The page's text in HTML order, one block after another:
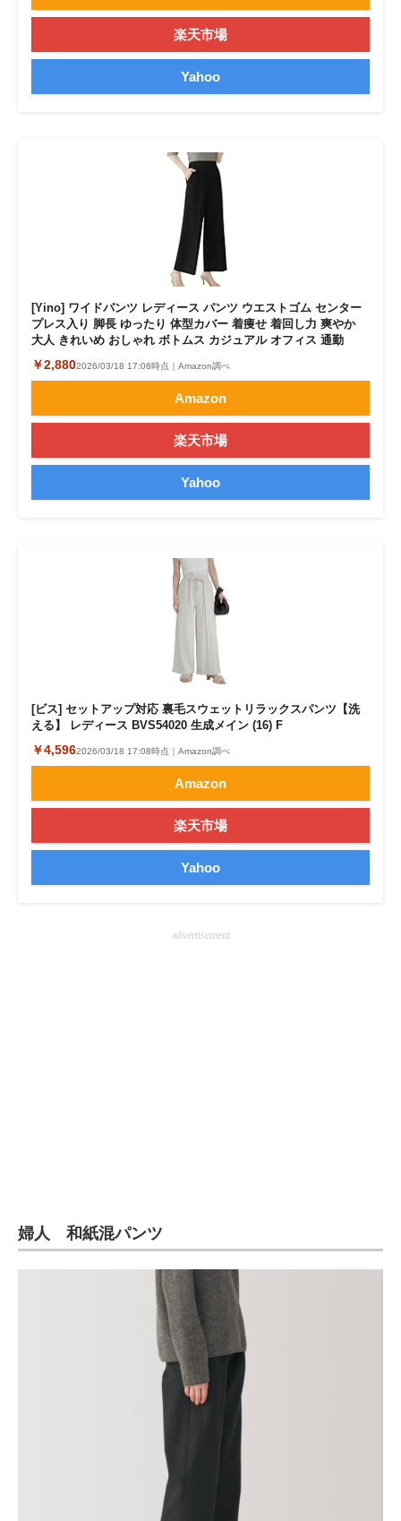
楽天市場
Yahoo
[Yino] ワイドパンツ レディース パンツ ウエストゴム センター
プレス入り 脚長 ゆったり 体型カバー 着痩せ 着回し力 爽やか
大人 きれいめ おしゃれ ボトムス カジュアル オフィス 通勤
￥2,8802026/03/18 17:08時点｜Amazon調べ
Amazon
楽天市場
Yahoo
[ビス] セットアップ対応 裏毛スウェットリラックスパンツ【洗
える】 レディース BVS54020 生成メイン (16) F
￥4,5962026/03/18 17:08時点｜Amazon調べ
Amazon
楽天市場
Yahoo
advertisement
婦人 和紙混パンツ